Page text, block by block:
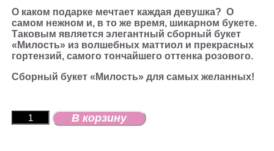
СОСТАВЛЯЛА
117
900,00₽.
16
900,00₽.
О каком подарке мечтает каждая девушка? О
самом нежном и, в то же время, шикарном букете.
Таковым является элегантный сборный букет
«Милость» из волшебных маттиол и прекрасных
гортензий, самого тончайшего оттенка розового.
Сборный букет «Милость» для самых желанных!
Количество
товара
В корзину